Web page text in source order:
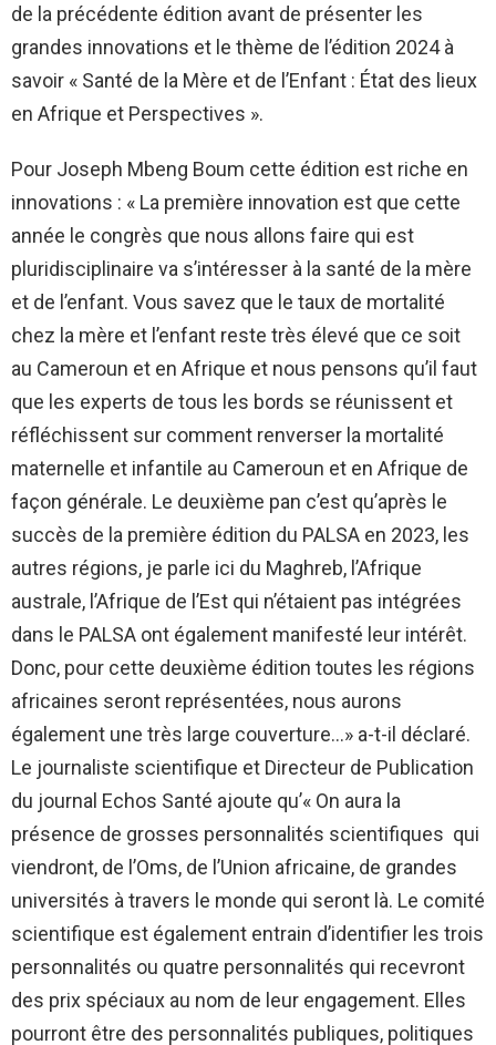
de la précédente édition avant de présenter les
grandes innovations et le thème de l’édition 2024 à
savoir « Santé de la Mère et de l’Enfant : État des lieux
en Afrique et Perspectives ».
Pour Joseph Mbeng Boum cette édition est riche en
innovations : « La première innovation est que cette
année le congrès que nous allons faire qui est
pluridisciplinaire va s’intéresser à la santé de la mère
et de l’enfant. Vous savez que le taux de mortalité
chez la mère et l’enfant reste très élevé que ce soit
au Cameroun et en Afrique et nous pensons qu’il faut
que les experts de tous les bords se réunissent et
réfléchissent sur comment renverser la mortalité
maternelle et infantile au Cameroun et en Afrique de
façon générale. Le deuxième pan c’est qu’après le
succès de la première édition du PALSA en 2023, les
autres régions, je parle ici du Maghreb, l’Afrique
australe, l’Afrique de l’Est qui n’étaient pas intégrées
dans le PALSA ont également manifesté leur intérêt.
Donc, pour cette deuxième édition toutes les régions
africaines seront représentées, nous aurons
également une très large couverture…» a-t-il déclaré.
Le journaliste scientifique et Directeur de Publication
du journal Echos Santé ajoute qu’« On aura la
présence de grosses personnalités scientifiques qui
viendront, de l’Oms, de l’Union africaine, de grandes
universités à travers le monde qui seront là. Le comité
scientifique est également entrain d’identifier les trois
personnalités ou quatre personnalités qui recevront
des prix spéciaux au nom de leur engagement. Elles
pourront être des personnalités publiques, politiques